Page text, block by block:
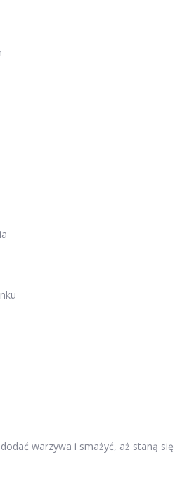
warzywa i smażyć, aż staną